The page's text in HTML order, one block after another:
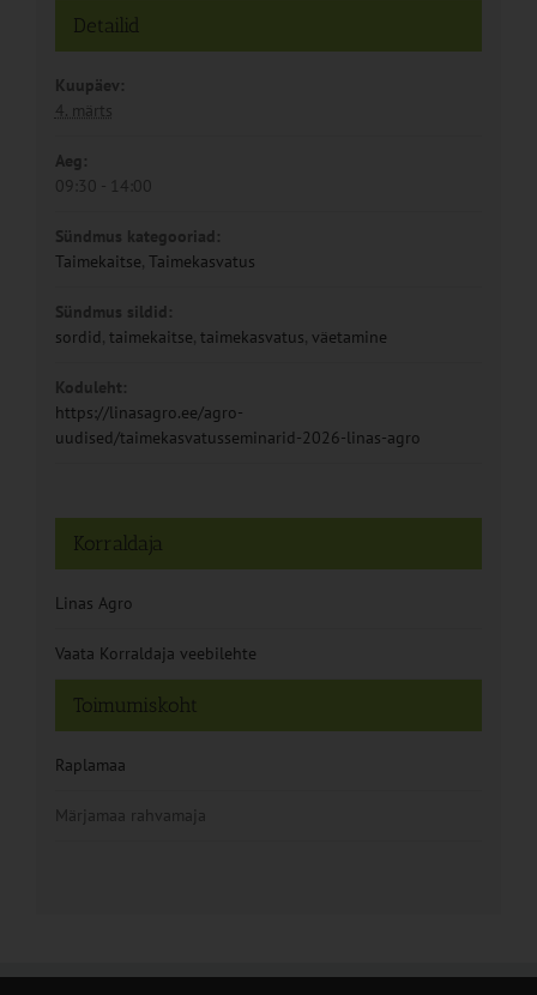
Detailid
Kuupäev:
4. märts
Aeg:
09:30 - 14:00
Sündmus kategooriad:
Taimekaitse, Taimekasvatus
Sündmus sildid:
sordid, taimekaitse, taimekasvatus, väetamine
Koduleht:
https://linasagro.ee/agro-
uudised/taimekasvatusseminarid-2026-linas-agro
Toimumiskoht
Raplamaa
Märjamaa rahvamaja
Korraldaja
Linas Agro
Vaata Korraldaja veebilehte